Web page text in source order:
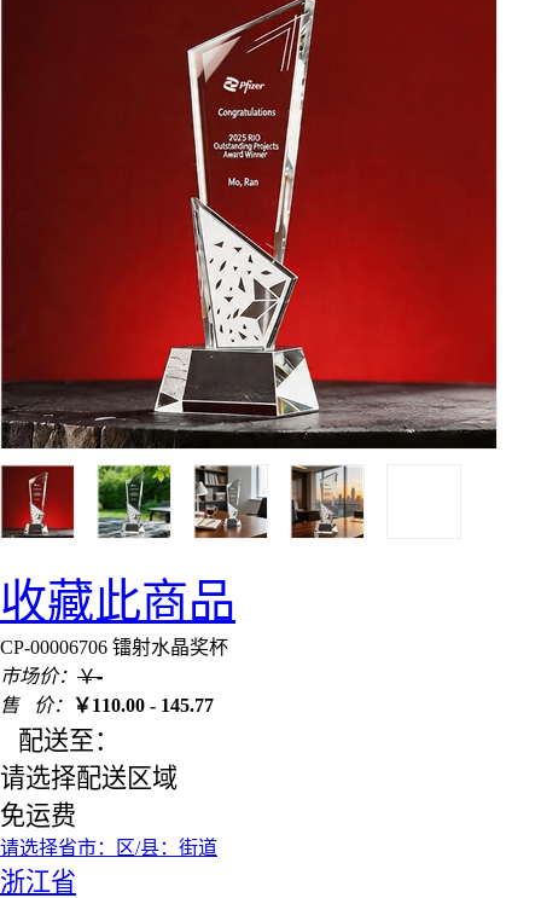
收藏此商品
CP-00006706 镭射水晶奖杯
市场价： ￥-
售 价：
￥110.00 - 145.77
配送至：
请选择配送区域
免运费
请选择省市： 区/县： 街道
浙江省